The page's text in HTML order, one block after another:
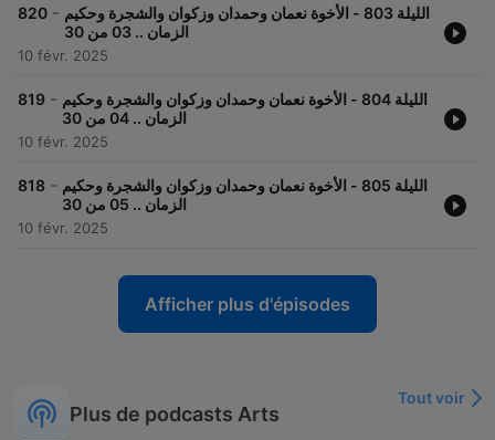
820 - الليلة 803 - الأخوة نعمان وحمدان وزكوان والشجرة وحكيم
الزمان .. 03 من 30
10 févr. 2025
819 - الليلة 804 - الأخوة نعمان وحمدان وزكوان والشجرة وحكيم
الزمان .. 04 من 30
10 févr. 2025
818 - الليلة 805 - الأخوة نعمان وحمدان وزكوان والشجرة وحكيم
الزمان .. 05 من 30
10 févr. 2025
Afficher plus d'épisodes
Plus de podcasts Arts
Tout voir